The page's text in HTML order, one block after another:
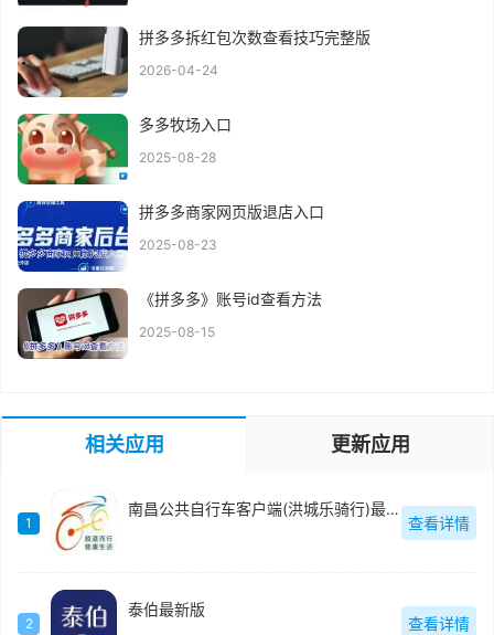
拼多多拆红包次数查看技巧完整版
2026-04-24
多多牧场入口
2025-08-28
拼多多商家网页版退店入口
2025-08-23
《拼多多》账号id查看方法
2025-08-15
相关应用 更新应用
1
南昌公共自行车客户端(洪城乐骑行)最新版
查看详情
2
泰伯最新版
查看详情